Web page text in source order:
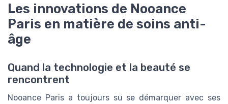
Les innovations de Nooance
Paris en matière de soins anti-
âge
Quand la technologie et la beauté se
rencontrent
Nooance Paris a toujours su se démarquer avec ses